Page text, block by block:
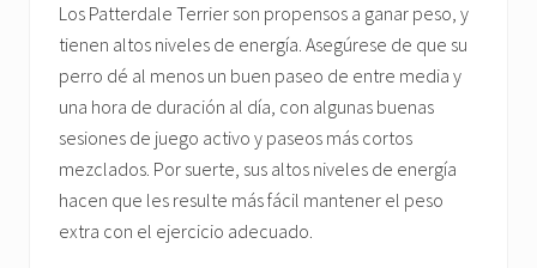
Los Patterdale Terrier son propensos a ganar peso, y
tienen altos niveles de energía. Asegúrese de que su
perro dé al menos un buen paseo de entre media y
una hora de duración al día, con algunas buenas
sesiones de juego activo y paseos más cortos
mezclados. Por suerte, sus altos niveles de energía
hacen que les resulte más fácil mantener el peso
extra con el ejercicio adecuado.